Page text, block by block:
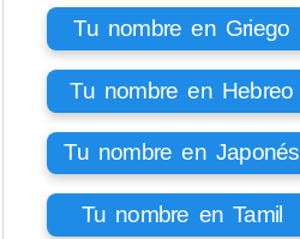
Tu nombre en Griego
Tu nombre en Hebreo
Tu nombre en Japonés
Tu nombre en Tamil